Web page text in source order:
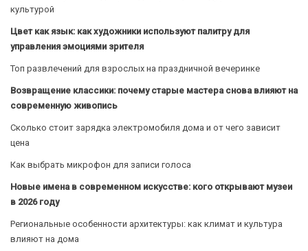
культурой
Цвет как язык: как художники используют палитру для
управления эмоциями зрителя
Топ развлечений для взрослых на праздничной вечеринке
Возвращение классики: почему старые мастера снова влияют на
современную живопись
Сколько стоит зарядка электромобиля дома и от чего зависит
цена
Как выбрать микрофон для записи голоса
Новые имена в современном искусстве: кого открывают музеи
в 2026 году
Региональные особенности архитектуры: как климат и культура
влияют на дома